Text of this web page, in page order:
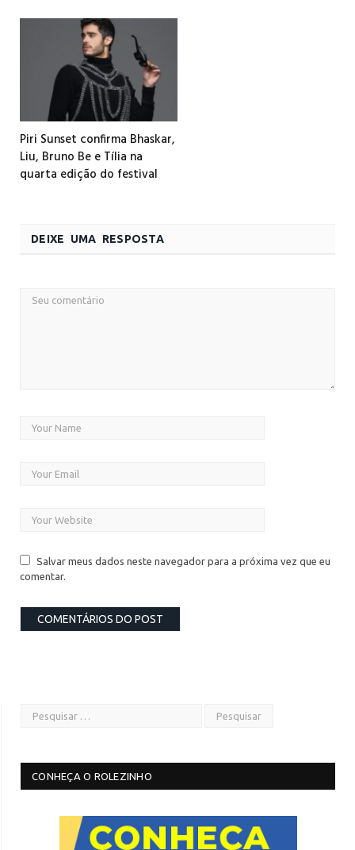
Piri Sunset confirma Bhaskar,
Liu, Bruno Be e Tília na
quarta edição do festival
DEIXE UMA RESPOSTA
Salvar meus dados neste navegador para a próxima vez que eu
comentar.
CONHEÇA O ROLEZINHO